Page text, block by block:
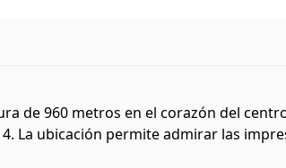
de 960 metros en el corazón del
La ubicación permite admirar las